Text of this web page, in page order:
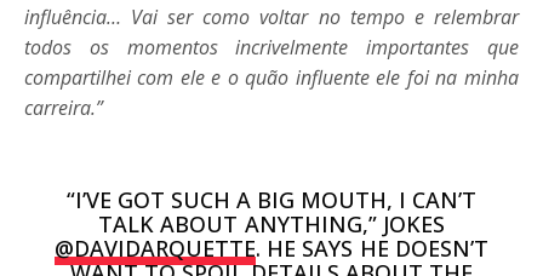
influência… Vai ser como voltar no tempo e relembrar
todos os momentos incrivelmente importantes que
compartilhei com ele e o quão influente ele foi na minha
carreira.”
“I’VE GOT SUCH A BIG MOUTH, I CAN’T
TALK ABOUT ANYTHING,” JOKES
@DAVIDARQUETTE. HE SAYS HE DOESN’T